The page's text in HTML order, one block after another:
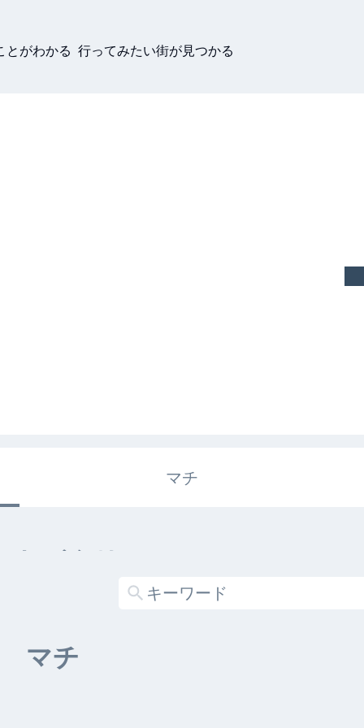
とがわかる 行ってみたい街が見つかる
マチ
キガタリ
マチ